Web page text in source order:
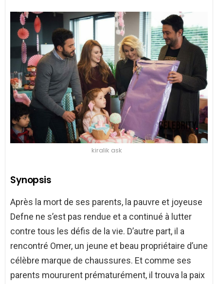
kiralik ask
Synopsis
Après la mort de ses parents, la pauvre et joyeuse
Defne ne s’est pas rendue et a continué à lutter
contre tous les défis de la vie. D’autre part, il a
rencontré Omer, un jeune et beau propriétaire d’une
célèbre marque de chaussures. Et comme ses
parents moururent prématurément, il trouva la paix